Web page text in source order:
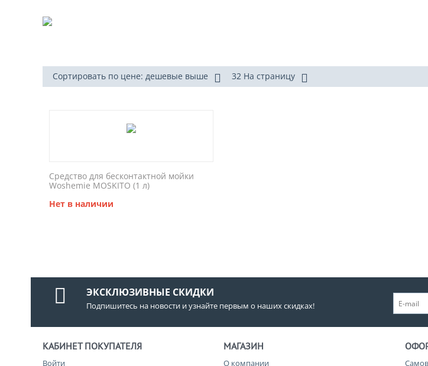
Сортировать по цене: дешевые выше 32 На страницу
Средство для бесконтактной мойки
Woshemie MOSKITO (1 л)
Нет в наличии
ЭКСКЛЮЗИВНЫЕ СКИДКИ
Подпишитесь на новости и узнайте первым о наших скидках!
КАБИНЕТ ПОКУПАТЕЛЯ
Войти
МАГАЗИН
О компании